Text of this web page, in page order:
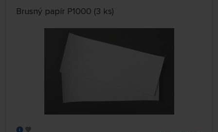
Brusný papír P1000 (3 ks)